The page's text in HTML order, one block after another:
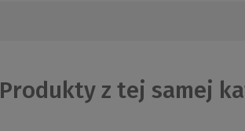
Produkty z tej samej